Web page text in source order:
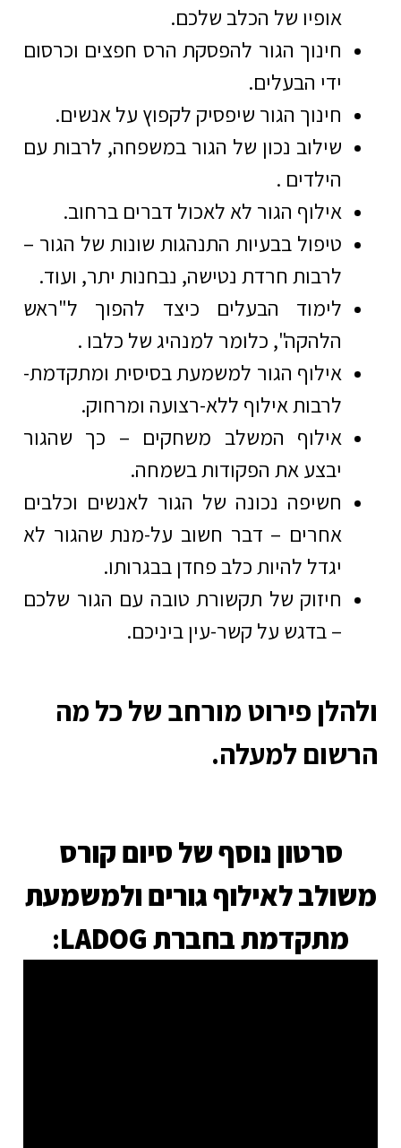
אופיו של הכלב שלכם.
חינוך הגור להפסקת הרס חפצים וכרסום
ידי הבעלים.
חינוך הגור שיפסיק לקפוץ על אנשים.
שילוב נכון של הגור במשפחה, לרבות עם
הילדים .
אילוף הגור לא לאכול דברים ברחוב.
טיפול בבעיות התנהגות שונות של הגור –
לרבות חרדת נטישה, נבחנות יתר, ועוד.
לימוד הבעלים כיצד להפוך ל"ראש
הלהקה", כלומר למנהיג של כלבו .
אילוף הגור למשמעת בסיסית ומתקדמת-
לרבות אילוף ללא-רצועה ומרחוק.
אילוף המשלב משחקים – כך שהגור
יבצע את הפקודות בשמחה.
חשיפה נכונה של הגור לאנשים וכלבים
אחרים – דבר חשוב על-מנת שהגור לא
יגדל להיות כלב פחדן בבגרותו.
חיזוק של תקשורת טובה עם הגור שלכם
– בדגש על קשר-עין ביניכם.
פירוט מורחב של כל מה
למעלה.
סרטון נוסף של סיום קורס
לאילוף גורים ולמשמעת
מתקדמת בחברת LADOG
: